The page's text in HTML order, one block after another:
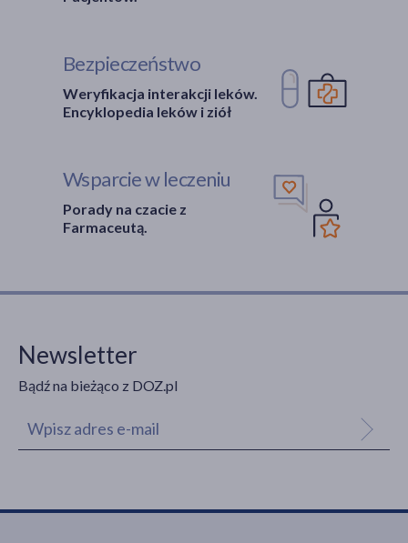
Bezpieczeństwo
Weryfikacja interakcji leków.
Encyklopedia leków i ziół
Wsparcie w leczeniu
Porady na czacie z
Farmaceutą.
Newsletter
Bądź na bieżąco z DOZ.pl